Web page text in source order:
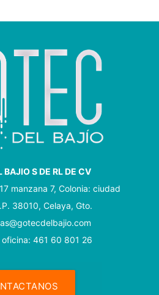
BAJIO S DE RL DE CV
manzana 7, Colonia: ciudad
38010, Celaya, Gto.
461 60 801 26